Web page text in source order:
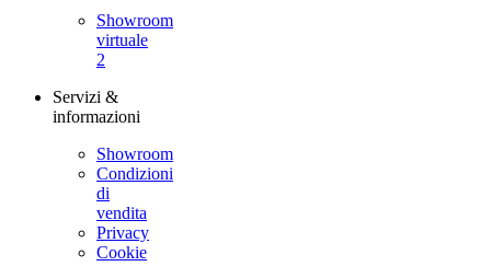
Showroom
virtuale
2
Servizi &
informazioni
Showroom
Condizioni
di
vendita
Privacy
Cookie